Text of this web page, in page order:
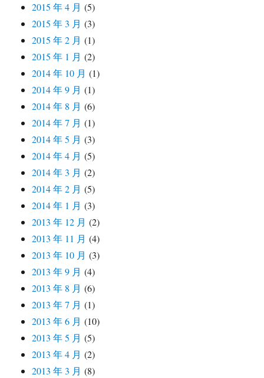
2015 年 4 月 (5)
2015 年 3 月 (3)
2015 年 2 月 (1)
2015 年 1 月 (2)
2014 年 10 月 (1)
2014 年 9 月 (1)
2014 年 8 月 (6)
2014 年 7 月 (1)
2014 年 5 月 (3)
2014 年 4 月 (5)
2014 年 3 月 (2)
2014 年 2 月 (5)
2014 年 1 月 (3)
2013 年 12 月 (2)
2013 年 11 月 (4)
2013 年 10 月 (3)
2013 年 9 月 (4)
2013 年 8 月 (6)
2013 年 7 月 (1)
2013 年 6 月 (10)
2013 年 5 月 (5)
2013 年 4 月 (2)
2013 年 3 月 (8)